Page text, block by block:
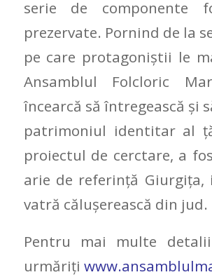
serie de componente
prezervate. Pornind de la
pe care protagoniştii le
Ansamblul Folcloric
încearcă să întregească și
patrimoniul identitar al
proiectul de cerctare, a
arie de referinţă Giurgița,
vatră călușerească din jud.
Pentru mai multe
urmăriți